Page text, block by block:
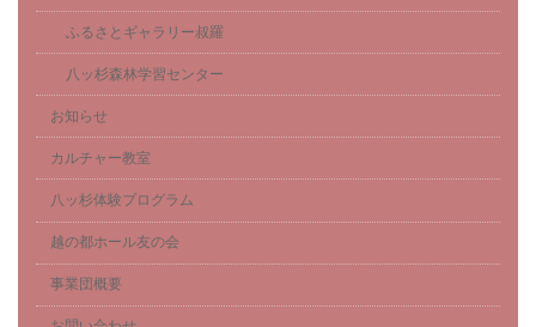
ふるさとギャラリー叔羅
八ッ杉森林学習センター
お知らせ
カルチャー教室
八ッ杉体験プログラム
越の都ホール友の会
事業団概要